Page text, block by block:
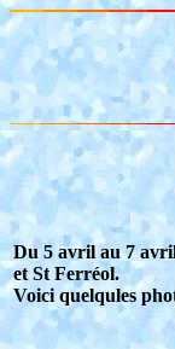
Du 5 avril au 7 avril
et St Ferréol.
Voici quelqules